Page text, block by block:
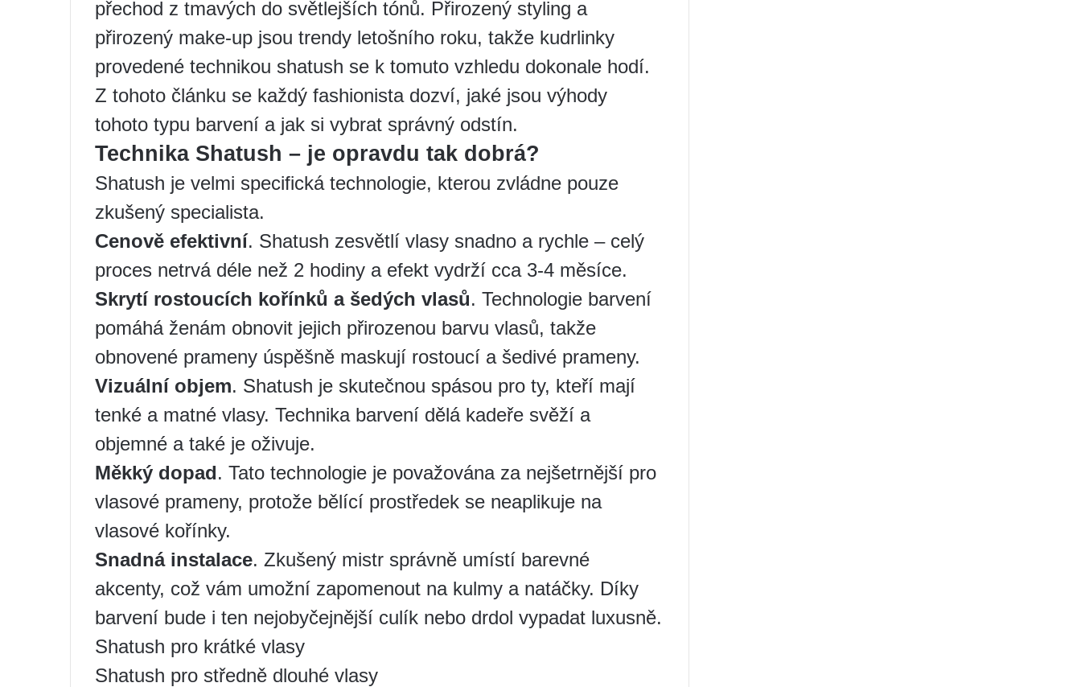
přechod z tmavých do světlejších tónů. Přirozený styling a
přirozený make-up jsou trendy letošního roku, takže kudrlinky
provedené technikou shatush se k tomuto vzhledu dokonale hodí.
Z tohoto článku se každý fashionista dozví, jaké jsou výhody
tohoto typu barvení a jak si vybrat správný odstín.
Technika Shatush – je opravdu tak dobrá?
Shatush je velmi specifická technologie, kterou zvládne pouze
zkušený specialista.
Cenově efektivní. Shatush zesvětlí vlasy snadno a rychle – celý
proces netrvá déle než 2 hodiny a efekt vydrží cca 3-4 měsíce.
Skrytí rostoucích kořínků a šedých vlasů. Technologie barvení
pomáhá ženám obnovit jejich přirozenou barvu vlasů, takže
obnovené prameny úspěšně maskují rostoucí a šedivé prameny.
Vizuální objem. Shatush je skutečnou spásou pro ty, kteří mají
tenké a matné vlasy. Technika barvení dělá kadeře svěží a
objemné a také je oživuje.
Měkký dopad. Tato technologie je považována za nejšetrnější pro
vlasové prameny, protože bělící prostředek se neaplikuje na
vlasové kořínky.
Snadná instalace. Zkušený mistr správně umístí barevné
akcenty, což vám umožní zapomenout na kulmy a natáčky. Díky
barvení bude i ten nejobyčejnější culík nebo drdol vypadat luxusně.
Shatush pro krátké vlasy
Shatush pro středně dlouhé vlasy